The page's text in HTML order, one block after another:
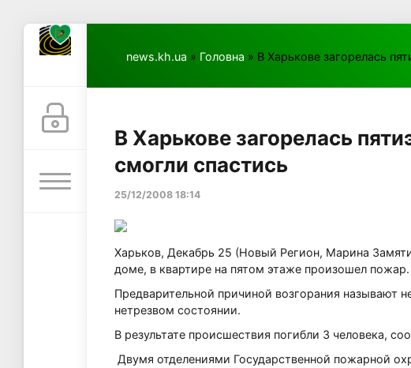
news.kh.ua » Головна » В Харькове загорелась
В Харькове загорелась
смогли спастись
25/12/2008 18:14
Харьков, Декабрь 25 (Новый Регион, Марина
доме, в квартире на пятом этаже произошел пожар.
Предварительной причиной возгорания называют
нетрезвом состоянии.
В результате происшествия погибли 3 человека,
Двумя отделениями Государственной пожарной